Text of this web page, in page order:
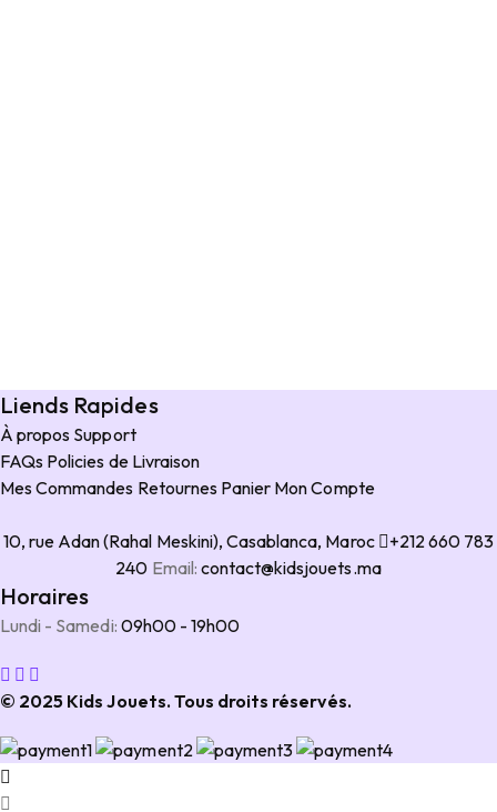
Liends Rapides
À propos Support
FAQs Policies de Livraison
Mes Commandes Retournes Panier Mon Compte
10, rue Adan (Rahal Meskini), Casablanca, Maroc
+212 660 783
240 Email: contact@kidsjouets.ma
Horaires
Lundi - Samedi: 09h00 - 19h00
© 2025 Kids Jouets. Tous droits réservés.